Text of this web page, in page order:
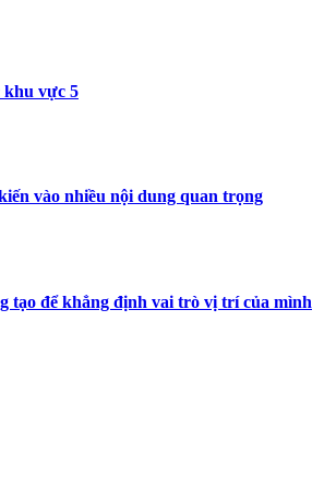
khu vực 5
vào nhiều nội dung quan trọng
tạo để khẳng định vai trò vị trí của mình